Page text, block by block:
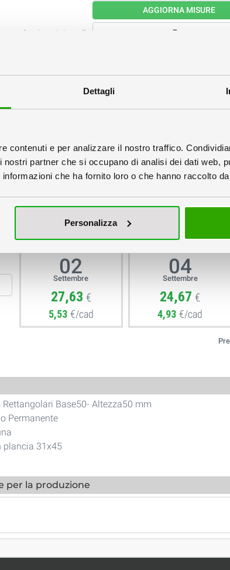
Dettagli
contenuti e per analizzare il nostro traffico.
partner che si occupano di analisi dei dati web,
che ha fornito loro o che hanno raccolto
Personalizza
AGGIORNA MISURE
Copie minimo 5
Materiale:
Taglio:
Stampa:
e la data
Mercoledì
02
Settembre
27,63 €
5,53 €/cad
Venerdì
04
Settembre
24,67 €
4,93 €/cad
Base50- Altezza50 mm
Permanente
plancia 31x45
per la produzione